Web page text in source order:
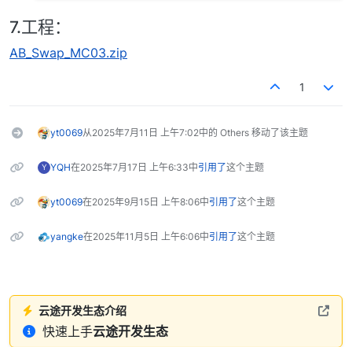
7.工程：
AB_Swap_MC03.zip
1
yt0069从2025年7月11日 上午7:02中的 Others 移动了该主题
Y YQH在2025年7月17日 上午6:33中引用了这个主题
yt0069在2025年9月15日 上午8:06中引用了这个主题
yangke在2025年11月5日 上午6:06中引用了这个主题
云途开发生态介绍
快速上手云途开发生态